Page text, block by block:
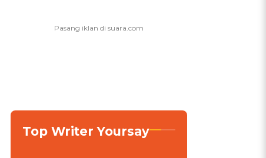
Top Writer Yoursay